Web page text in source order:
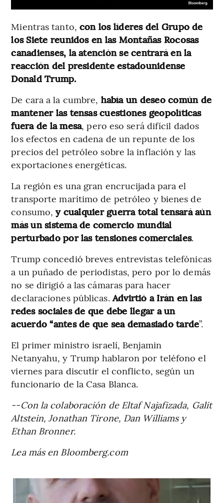
Mientras tanto, con los líderes del Grupo de
los Siete reunidos en las Montañas Rocosas
canadienses, la atención se centrará en la
reacción del presidente estadounidense
Donald Trump.
De cara a la cumbre, había un deseo común de
mantener las tensas cuestiones geopolíticas
fuera de la mesa, pero eso será difícil dados
los efectos en cadena de un repunte de los
precios del petróleo sobre la inflación y las
exportaciones energéticas.
La región es una gran encrucijada para el
transporte marítimo de petróleo y bienes de
consumo,y cualquier guerra total tensará aún
más un sistema de comercio mundial
perturbado por las tensiones comerciales.
Trump concedió breves entrevistas telefónicas
a un puñado de periodistas, pero por lo demás
no se dirigió a las cámaras para hacer
declaraciones públicas.Advirtió a Irán en las
redes sociales de que debe llegar a un
acuerdo “antes de que sea demasiado tarde”.
El primer ministro israelí, Benjamin
Netanyahu, y Trump hablaron por teléfono el
viernes para discutir el conflicto, según un
funcionario de la Casa Blanca.
--Con la colaboración de Eltaf Najafizada, Galit
Altstein, Jonathan Tirone, Dan Williams y
Ethan Bronner.
Lea más en Bloomberg.com